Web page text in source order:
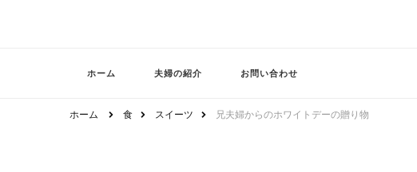
ホーム 夫婦の紹介 お問い合わせ
ホーム 食 スイーツ 兄夫婦からのホワイトデーの贈り物